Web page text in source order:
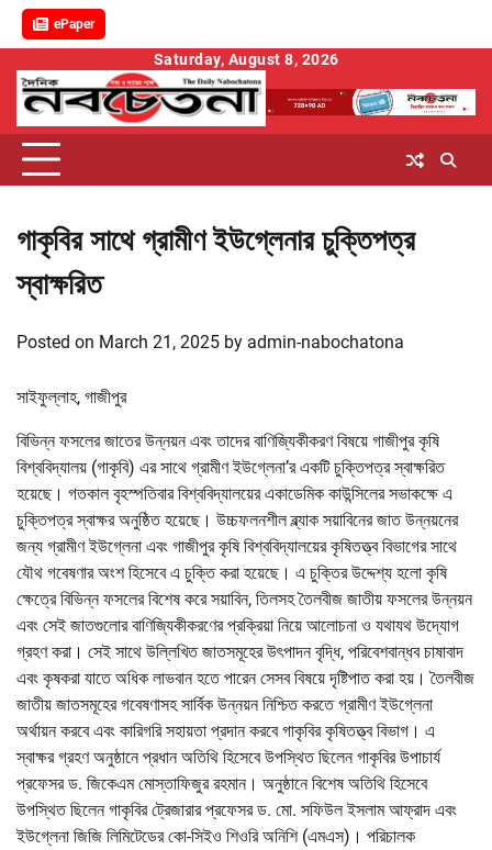
ePaper
content
Saturday, August 8, 2026
গাকৃবির সাথে গ্রামীণ ইউগ্লেনার চুক্তিপত্র
স্বাক্ষরিত
Posted on March 21, 2025 by admin-nabochatona
সাইফুল্লাহ, গাজীপুর
বিভিন্ন ফসলের জাতের উন্নয়ন এবং তাদের বাণিজ্যিকীকরণ বিষয়ে গাজীপুর কৃষি
বিশ্ববিদ্যালয় (গাকৃবি) এর সাথে গ্রামীণ ইউগ্লেনা’র একটি চুক্তিপত্র স্বাক্ষরিত
হয়েছে। গতকাল বৃহস্পতিবার বিশ্ববিদ্যালয়ের একাডেমিক কাউন্সিলের সভাকক্ষে এ
চুক্তিপত্র স্বাক্ষর অনুষ্ঠিত হয়েছে। উচ্চফলনশীল ব্ল্যাক সয়াবিনের জাত উন্নয়নের
জন্য গ্রামীণ ইউগ্লেনা এবং গাজীপুর কৃষি বিশ্ববিদ্যালয়ের কৃষিতত্ত্ব বিভাগের সাথে
যৌথ গবেষণার অংশ হিসেবে এ চুক্তি করা হয়েছে। এ চুক্তির উদ্দেশ্য হলো কৃষি
ক্ষেত্রে বিভিন্ন ফসলের বিশেষ করে সয়াবিন, তিলসহ তৈলবীজ জাতীয় ফসলের উন্নয়ন
এবং সেই জাতগুলোর বাণিজ্যিকীকরণের প্রক্রিয়া নিয়ে আলোচনা ও যথাযথ উদ্যোগ
গ্রহণ করা। সেই সাথে উল্লিখিত জাতসমূহের উৎপাদন বৃদ্ধি, পরিবেশবান্ধব চাষাবাদ
এবং কৃষকরা যাতে অধিক লাভবান হতে পারেন সেসব বিষয়ে দৃষ্টিপাত করা হয়। তৈলবীজ
জাতীয় জাতসমূহের গবেষণাসহ সার্বিক উন্নয়ন নিশ্চিত করতে গ্রামীণ ইউগ্লেনা
অর্থায়ন করবে এবং কারিগরি সহায়তা প্রদান করবে গাকৃবির কৃষিতত্ত্ব বিভাগ। এ
স্বাক্ষর গ্রহণ অনুষ্ঠানে প্রধান অতিথি হিসেবে উপস্থিত ছিলেন গাকৃবির উপাচার্য
প্রফেসর ড. জিকেএম মোস্তাফিজুর রহমান। অনুষ্ঠানে বিশেষ অতিথি হিসেবে
উপস্থিত ছিলেন গাকৃবির ট্রেজারার প্রফেসর ড. মো. সফিউল ইসলাম আফ্রাদ এবং
ইউগ্লেনা জিজি লিমিটেডের কো-সিইও শিওরি অনিশি (এমএস)। পরিচালক